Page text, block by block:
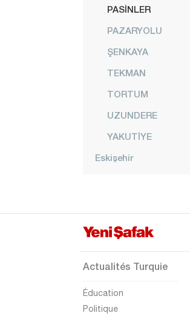
PASİNLER
PAZARYOLU
ŞENKAYA
TEKMAN
TORTUM
UZUNDERE
YAKUTİYE
Eskişehir
Hakkari
Hatay
Isparta
Actualités Turquie
Éducation
Politique